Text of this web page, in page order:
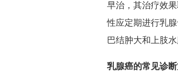
早治，其治疗效
性应定期进行乳
巴结肿大和上肢
乳腺癌的常见诊